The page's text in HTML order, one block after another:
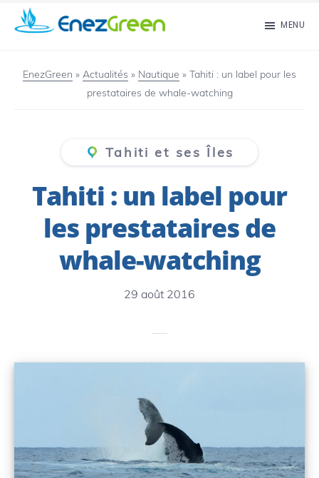
Passer
au
principal
islands
MENU
EnezGreen » Actualités » Nautique » Tahiti : un label pour les
prestataires de whale-watching
Tahiti et ses Îles
Tahiti : un label pour
les prestataires de
whale-watching
29 août 2016